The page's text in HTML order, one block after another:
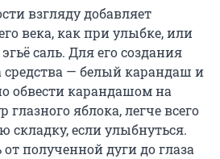
взгляду добавляет
века, как при улыбке, или
саль. Для его создания
средства — белый карандаш и
обвести карандашом на
яблока, легче всего
складку, если улыбнуться.
от полученной дуги до глаза